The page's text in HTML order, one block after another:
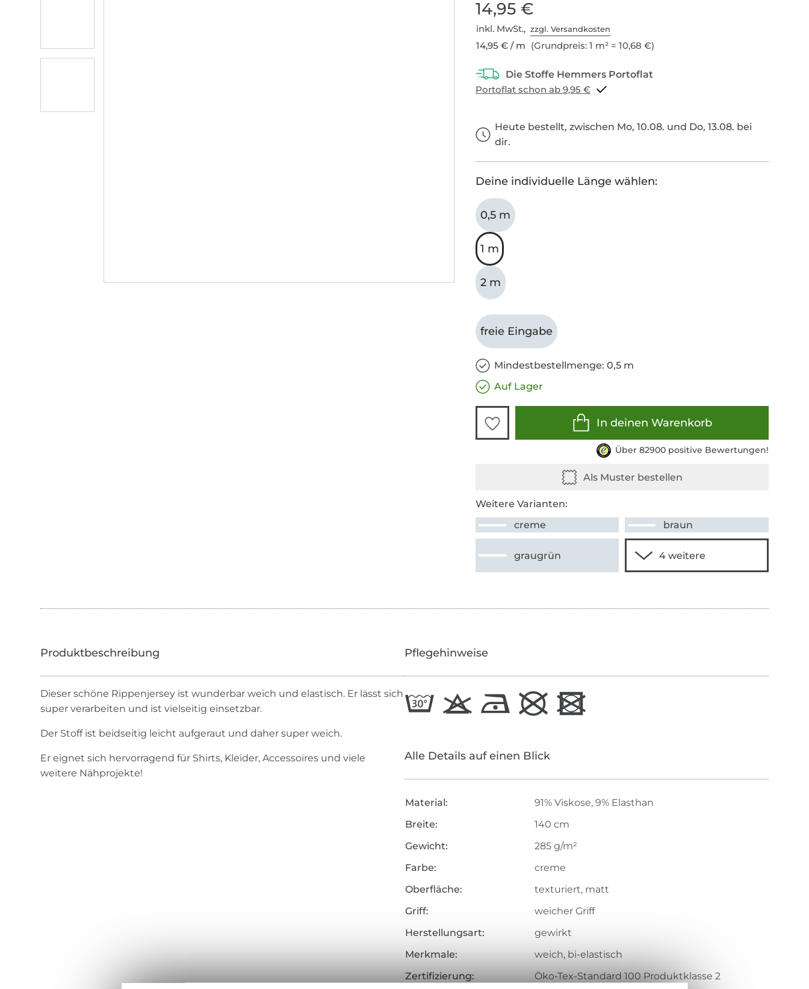
14,95 €
inkl. MwSt.,zzgl. Versandkosten
14,95 € / m (Grundpreis: 1 m² = 10,68 €)
Portoflat schon ab 9,95 €
Heute bestellt, zwischen Mo, 10.08. und Do, 13.08. bei
dir.
Deine individuelle Länge wählen:
0,5 m
1 m
2 m
freie Eingabe
Mindestbestellmenge: 0,5 m
Auf Lager
In deinen Warenkorb
Über 82900 positive Bewertungen!
Weitere Varianten:
creme
braun
graugrün
Dieser schöne Rippenjersey ist wunderbar weich und elastisch. Er lässt sich
super verarbeiten und ist vielseitig einsetzbar.
Der Stoff ist beidseitig leicht aufgeraut und daher super weich.
Er eignet sich hervorragend für Shirts, Kleider, Accessoires und viele
weitere Nähprojekte!
Pflegehinweise
Alle Details auf einen Blick
Material:
91% Viskose, 9% Elasthan
Breite:
140 cm
Gewicht:
285 g/m²
Farbe:
creme
Oberfläche:
texturiert, matt
Griff:
weicher Griff
Herstellungsart:
gewirkt
Merkmale:
weich, bi-elastisch
Zertifizierung:
Öko-Tex-Standard 100 Produktklasse 2